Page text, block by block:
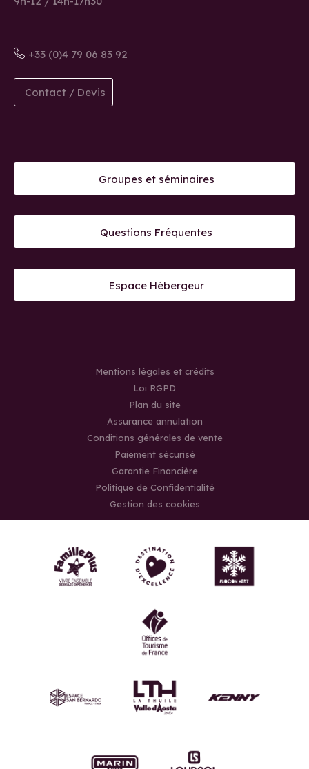
+33 (0)4 79 06 83 92
Contact / Devis
Groupes et séminaires
Questions Fréquentes
Espace Hébergeur
Mentions légales et crédits
Loi RGPD
Plan du site
Assurance annulation
Conditions générales de vente
Paiement sécurisé
Garantie Financière
Politique de Confidentialité
Gestion des cookies